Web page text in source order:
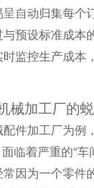
自动归集每个
预设标准成本
监控生产成本
械加工厂的
件加工厂为例
临着严重的“车
因为一个零件